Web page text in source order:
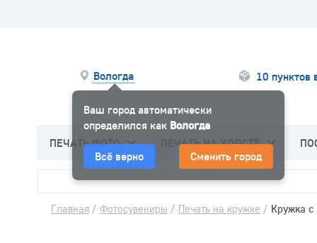
Вологда
Ваш город автоматически
определился как Вологда
Всё верно Сменить город
10 пунктов
ПЕЧАТЬ ФОТО ПЕЧАТЬ НА ХОЛСТЕ
Главная / Фотосувениры / Печать на кружке / Кружка с